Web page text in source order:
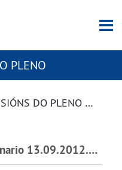
PLENO
ACTAS DE ACORDOS DAS SESIÓNS DO PLENO DA CORPORACIÓN
2012 n14 acta pleno ordinario 13.09.2012.pdf